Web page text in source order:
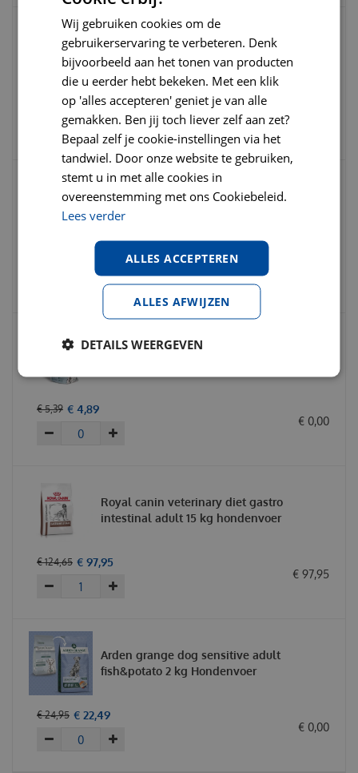
Royal canin veterinary diet gastro
intestinal blik 400 gram hondenvoer
25 € 4,49
Arden grange dog blik sensitive
fish&potato 395 gram Hondenvoer
Arden grange crunchy bites sensitive
€ 5,39 € 4,89
€ 0,00
Royal canin veterinary diet gastro
intestinal adult 15 kg hondenvoer
€ 124,65 € 97,95
€ 97,95
Arden grange dog sensitive adult
fish&potato 2 kg Hondenvoer
€ 24,95 € 22,49
€ 0,00
Wij gebruiken cookies om de
gebruikerservaring te verbeteren. Denk
bijvoorbeeld aan het tonen van producten
die u eerder hebt bekeken. Met een klik
op 'alles accepteren' geniet je van alle
gemakken. Ben jij toch liever zelf aan zet?
Bepaal zelf je cookie-instellingen via het
tandwiel. Door onze website te gebruiken,
stemt u in met alle cookies in
overeenstemming met ons Cookiebeleid.
Lees verder
ALLES ACCEPTEREN
ALLES AFWIJZEN
DETAILS WEERGEVEN